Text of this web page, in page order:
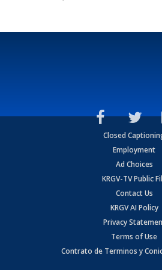
Closed
Employment
Ad Choices
KRGV-TV Public
Contact Us
KRGV AI Policy
Privacy
Terms of Use
Contrato de Terminos y